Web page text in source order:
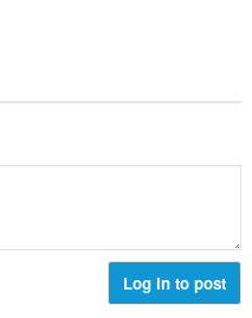
Log in to post